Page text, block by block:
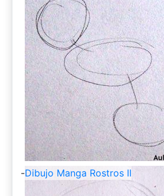
-Dibujo Manga Rostros II